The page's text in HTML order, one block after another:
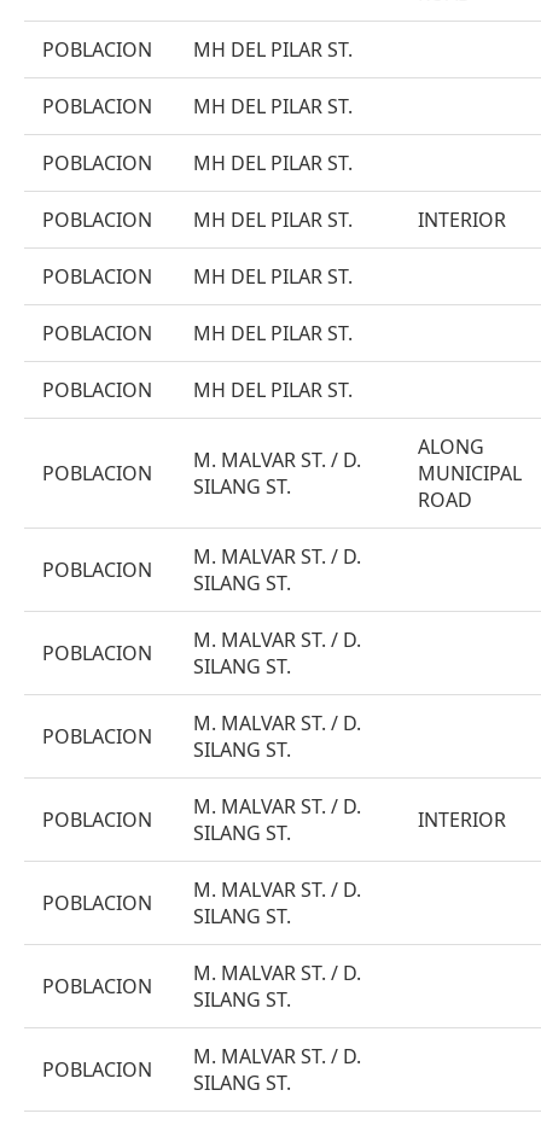
POBLACION MH DEL PILAR ST.
POBLACION MH DEL PILAR ST.
POBLACION MH DEL PILAR ST.
POBLACION MH DEL PILAR ST. INTERIOR
POBLACION MH DEL PILAR ST.
POBLACION MH DEL PILAR ST.
POBLACION MH DEL PILAR ST.
POBLACION
M. MALVAR ST. / D.
SILANG ST.
ALONG
MUNICIPAL
ROAD
POBLACION
M. MALVAR ST. / D.
SILANG ST.
POBLACION
M. MALVAR ST. / D.
SILANG ST.
POBLACION
M. MALVAR ST. / D.
SILANG ST.
POBLACION
M. MALVAR ST. / D.
SILANG ST.
INTERIOR
POBLACION
M. MALVAR ST. / D.
SILANG ST.
POBLACION
M. MALVAR ST. / D.
SILANG ST.
POBLACION
M. MALVAR ST. / D.
SILANG ST.